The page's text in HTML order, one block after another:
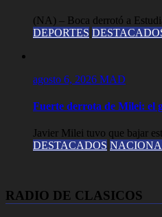
(NA) – Boca derrotó a
DEPORTES
agosto 6, 2026 MAD
Fuerte derrota de Milei: el
Javier Milei tuvo que bajar
DESTACADOS
RADIO DE CLASICOS